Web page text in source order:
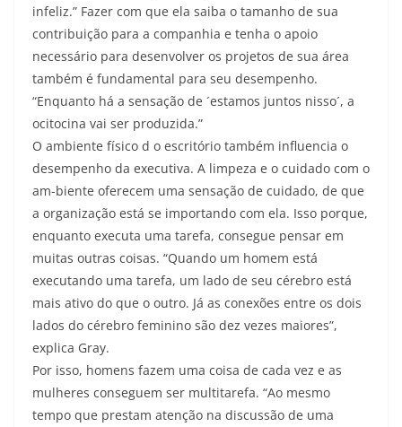
infeliz.” Fazer com que ela saiba o tamanho de sua
contribuição para a companhia e tenha o apoio
necessário para desenvolver os projetos de sua área
também é fundamental para seu desempenho.
“Enquanto há a sensação de ´estamos juntos nisso´, a
ocitocina vai ser produzida.”
O ambiente físico d o escritório também influencia o
desempenho da executiva. A limpeza e o cuidado com o
am-biente oferecem uma sensação de cuidado, de que
a organização está se importando com ela. Isso porque,
enquanto executa uma tarefa, consegue pensar em
muitas outras coisas. “Quando um homem está
executando uma tarefa, um lado de seu cérebro está
mais ativo do que o outro. Já as conexões entre os dois
lados do cérebro feminino são dez vezes maiores”,
explica Gray.
Por isso, homens fazem uma coisa de cada vez e as
mulheres conseguem ser multitarefa. “Ao mesmo
tempo que prestam atenção na discussão de uma